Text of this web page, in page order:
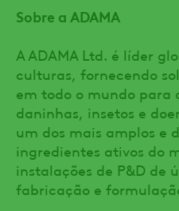
Sobre a ADAMA
A ADAMA Ltd. é líder
culturas, fornecendo
em todo o mundo para
daninhas, insetos e
um dos mais amplos e
ingredientes ativos do
instalações de P&D de
fabricação e